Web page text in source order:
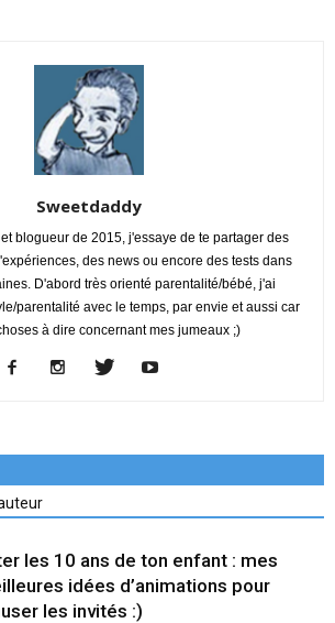
Sweetdaddy
blogueur de 2015, j'essaye de te partager des
des news ou encore des tests dans
D'abord très orienté parentalité/bébé, j'ai
parentalité avec le temps, par envie et aussi car
à dire concernant mes jumeaux ;)
les 10 ans de ton enfant : mes
idées d’animations pour
les invités :)